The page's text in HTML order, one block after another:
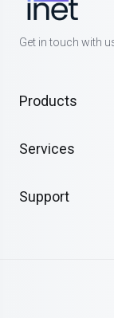
Get in touch with
Products
Services
Support